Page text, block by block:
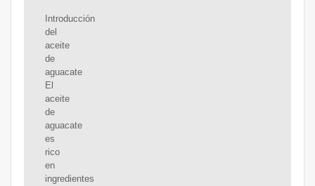
Introducción
del
aceite
de
aguacate
El
aceite
de
aguacate
es
rico
en
ingredientes